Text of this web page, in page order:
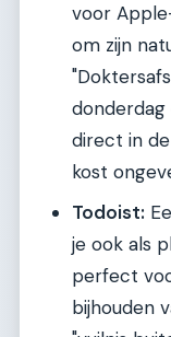
voor
om zijn
direct in
kost
Todoist:
je ook als
perfect
bijhouden